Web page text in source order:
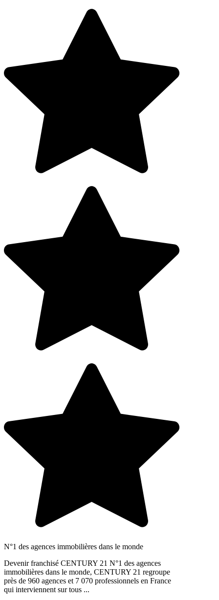
N°1 des agences immobilières dans le monde
Devenir franchisé CENTURY 21 N°1 des agences
immobilières dans le monde, CENTURY 21 regroupe
près de 960 agences et 7 070 professionnels en France
qui interviennent sur tous ...